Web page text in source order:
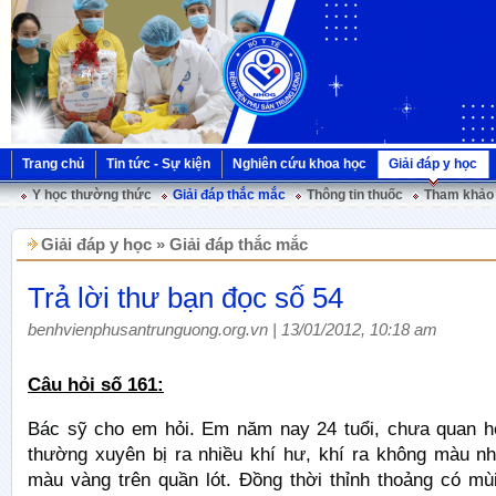
Trang chủ Tin tức - Sự kiện Nghiên cứu khoa học
Giải đáp y học
Y học thường thức
Giải đáp thắc mắc Thông tin thuốc Tham
Giải đáp y học » Giải đáp thắc mắc
Trả lời thư bạn đọc số 54
benhvienphusantrunguong.org.vn | 13/01/2012, 10:18 am
Câu hỏi số 161:
Bác sỹ cho em hỏi. Em năm nay 24 tuổi, chưa quan
thường xuyên bị ra nhiều khí hư, khí ra không màu
màu vàng trên quần lót. Đồng thời thỉnh thoảng có